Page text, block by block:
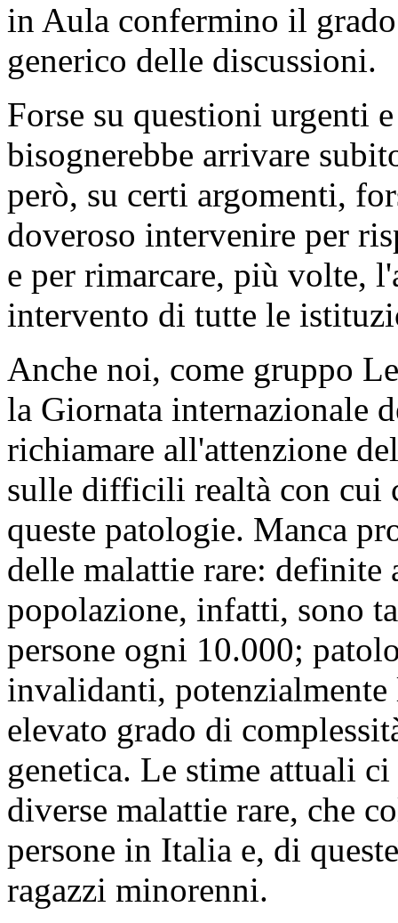
in Aula confermino il
generico delle discussioni.
Forse su questioni urgenti
bisognerebbe arrivare
però, su certi argomenti,
doveroso intervenire per
e per rimarcare, più volte,
intervento di tutte le
Anche noi, come gruppo
la Giornata internazionale
richiamare all'attenzione
sulle difficili realtà con cui
queste patologie. Manca
delle malattie rare: definite
popolazione, infatti, sono
persone ogni 10.000;
invalidanti, potenzialmente
elevato grado di
genetica. Le stime attuali
diverse malattie rare, che
persone in Italia e, di
ragazzi minorenni.